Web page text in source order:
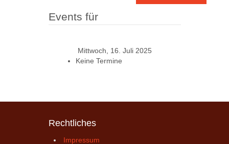
Events für
Mittwoch, 16. Juli 2025
Keine Termine
Rechtliches
Impressum